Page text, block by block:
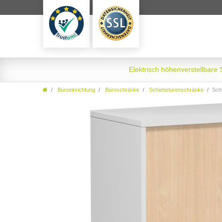
Elektrisch höhenverstellbare
Büroeinrichtung Büroschränke Schiebetürenschränke